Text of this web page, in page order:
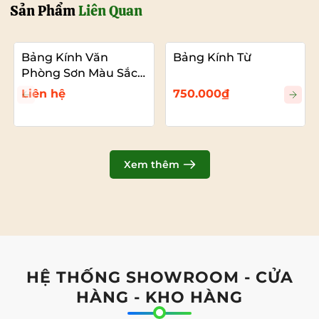
Sản PhẩmLiên Quan
Bảng Kính Văn
Phòng Sơn Màu Sắc
Theo Yêu Cầu
Liên hệ
Bảng Kính Từ
750.000₫
Xem thêm
HỆ THỐNG SHOWROOM - CỬA
HÀNG - KHO HÀNG